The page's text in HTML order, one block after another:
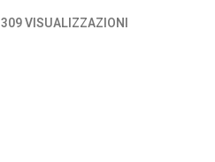
309 VISUALIZZAZIONI